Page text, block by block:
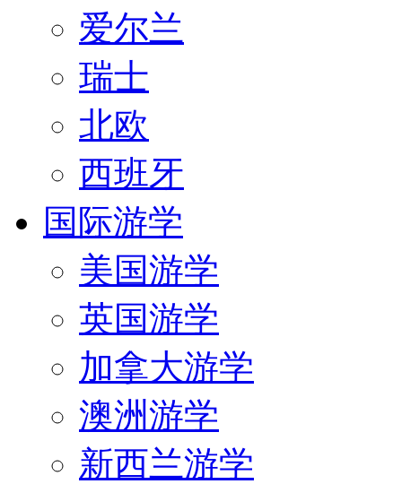
爱尔兰
瑞士
北欧
西班牙
国际游学
美国游学
英国游学
加拿大游学
澳洲游学
新西兰游学